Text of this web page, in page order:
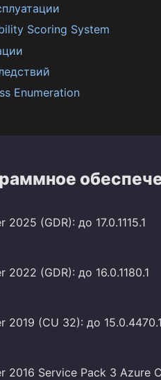
Scoring System
Enumeration
(GDR): до 17.0.1115.1
2022 (GDR): до 16.0.1180.1
2019 (CU 32): до 15.0.4470.1
2016 Service Pack 3 Azure